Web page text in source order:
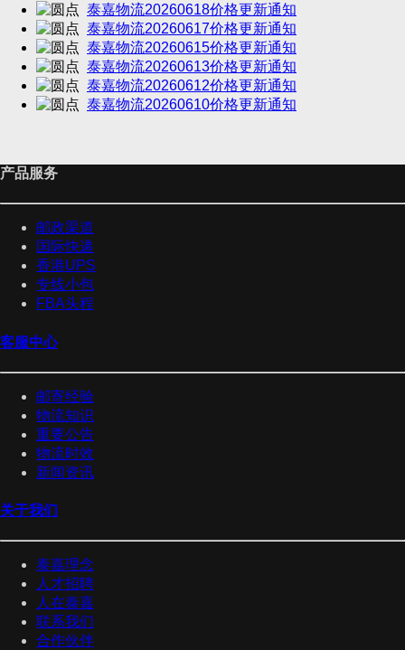
泰嘉物流20260618价格更新通知
泰嘉物流20260617价格更新通知
泰嘉物流20260615价格更新通知
泰嘉物流20260613价格更新通知
泰嘉物流20260612价格更新通知
泰嘉物流20260610价格更新通知
产品服务
邮政渠道
国际快递
香港UPS
专线小包
FBA头程
客服中心
邮寄经验
物流知识
重要公告
物流时效
新闻资讯
关于我们
泰嘉理念
人才招聘
人在泰嘉
联系我们
合作伙伴